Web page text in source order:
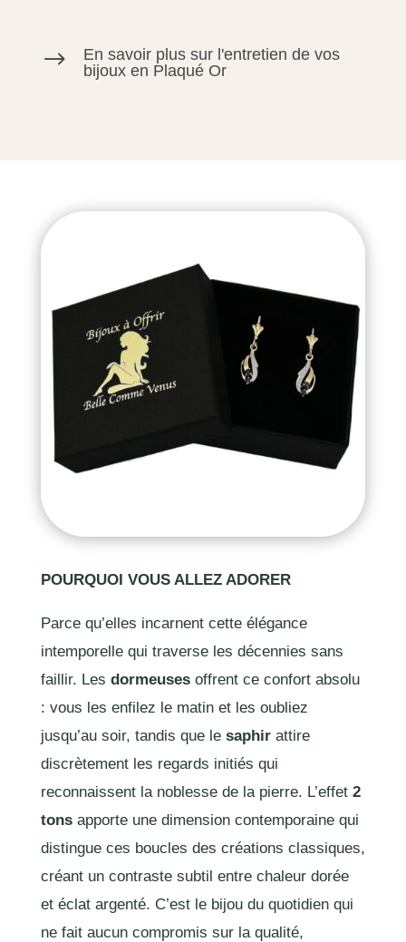
$
En savoir plus sur l'entretien de vos
bijoux en Plaqué Or
POURQUOI VOUS ALLEZ ADORER
Parce qu’elles incarnent cette élégance
intemporelle qui traverse les décennies sans
faillir. Les dormeusesoffrent ce confort absolu
: vous les enfilez le matin et les oubliez
jusqu’au soir, tandis que le saphirattire
discrètement les regards initiés qui
reconnaissent la noblesse de la pierre. L’effet 2
tonsapporte une dimension contemporaine qui
distingue ces boucles des créations classiques,
créant un contraste subtil entre chaleur dorée
et éclat argenté. C’est le bijou du quotidien qui
ne fait aucun compromis sur la qualité,